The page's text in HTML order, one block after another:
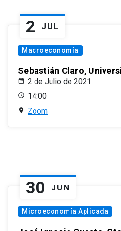
2 JUL
Macroeconomía
Sebastián Claro,
2 de Julio de 2021
14:00
Zoom
30 JUN
Microeconomía Aplicada